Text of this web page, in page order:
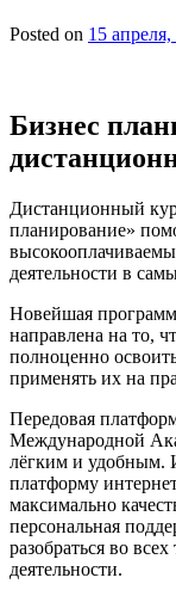
Posted on 15 апреля,
Бизнес
Дистанционный
планирование»
деятельности в
Новейшая
направлена на то,
полноценно
применять их на
Передовая
Международной
лёгким и удобным.
платформу
максимально
персональная
разобраться во
деятельности.